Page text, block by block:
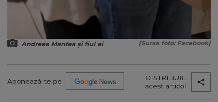
Andreea Mantea și fiul ei [Sursa foto: Facebook]
Abonează-te pe
DISTRIBUIE
acest articol